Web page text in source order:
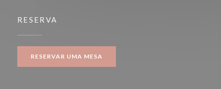
RESERVA
RESERVAR UMA MESA